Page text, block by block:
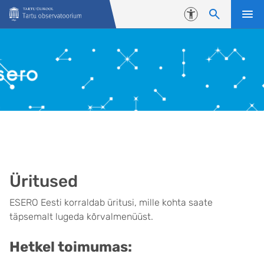
Liigu edasi põhisisu juurde
Juurdepääsetavus
Üritused
ESERO Eesti korraldab üritusi, mille kohta saate
täpsemalt lugeda kõrvalmenüüst.
Hetkel toimumas: